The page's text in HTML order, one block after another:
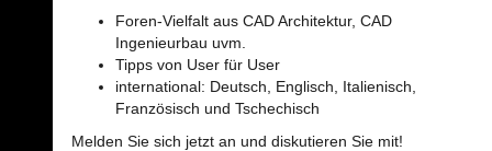
Foren-Vielfalt aus CAD Architektur, CAD
Ingenieurbau uvm.
Tipps von User für User
international: Deutsch, Englisch, Italienisch,
Französisch und Tschechisch
Melden Sie sich jetzt an und diskutieren Sie mit!